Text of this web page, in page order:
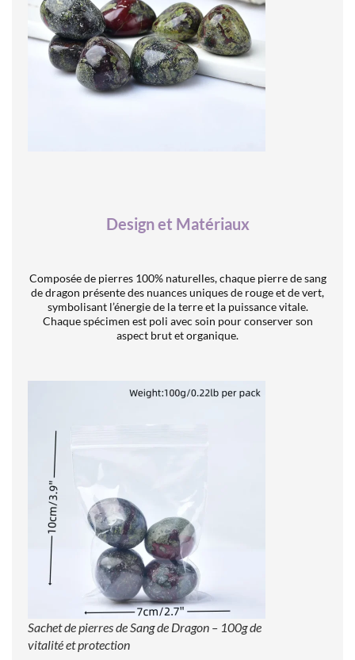
Design et Matériaux
Composée de pierres 100% naturelles, chaque pierre de sang
de dragon présente des nuances uniques de rouge et de vert,
symbolisant l’énergie de la terre et la puissance vitale.
Chaque spécimen est poli avec soin pour conserver son
aspect brut et organique.
Sachet de pierres de Sang de Dragon – 100g de
vitalité et protection